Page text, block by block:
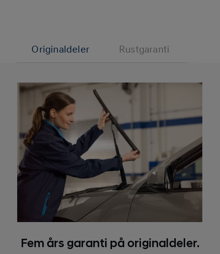
Originaldeler Rustgaranti
Fem års garanti på originaldeler.